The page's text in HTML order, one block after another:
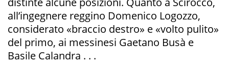
all’ingegnere reggino Domenico Logozzo,
considerato «braccio destro» e «volto pulito»
del primo, ai messinesi Gaetano Busà e
Basile Calandra . . .